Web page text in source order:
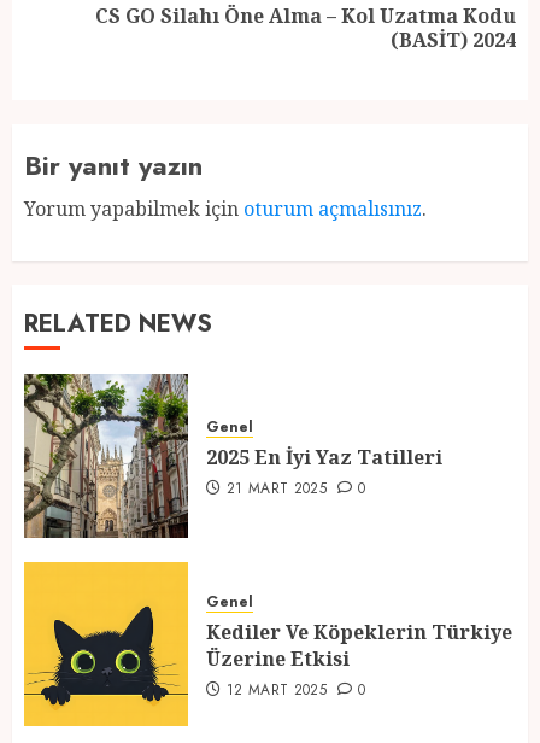
CS GO Silahı Öne Alma – Kol Uzatma Kodu
(BASİT) 2024
Bir yanıt yazın
Yorum yapabilmek için oturum açmalısınız.
RELATED NEWS
Genel
2025 En İyi Yaz Tatilleri
21 MART 2025 0
Genel
Kediler Ve Köpeklerin Türkiye
Üzerine Etkisi
12 MART 2025 0